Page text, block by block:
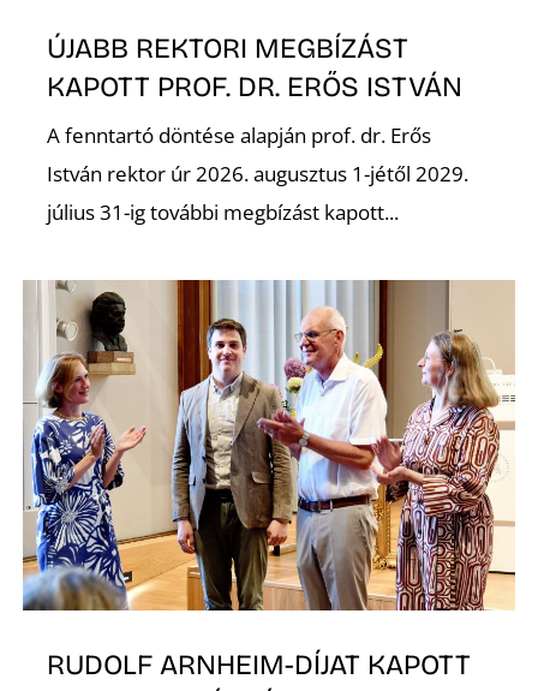
ÚJABB REKTORI MEGBÍZÁST
KAPOTT PROF. DR. ERŐS ISTVÁN
A fenntartó döntése alapján prof. dr. Erős
István rektor úr 2026. augusztus 1-jétől 2029.
július 31-ig további megbízást kapott...
RUDOLF ARNHEIM-DÍJAT KAPOTT